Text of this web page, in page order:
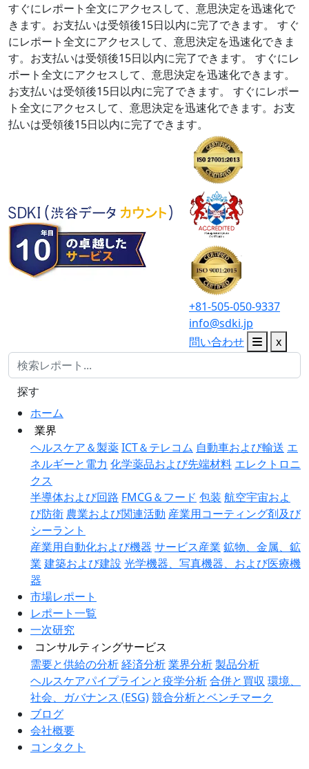
すぐにレポート全文にアクセスして、意思決定を迅速化で
きます。お支払いは受領後15日以内に完了できます。
すぐ
にレポート全文にアクセスして、意思決定を迅速化できま
す。お支払いは受領後15日以内に完了できます。
すぐにレ
ポート全文にアクセスして、意思決定を迅速化できます。
お支払いは受領後15日以内に完了できます。
すぐにレポー
ト全文にアクセスして、意思決定を迅速化できます。お支
払いは受領後15日以内に完了できます。
+81-505-050-9337
info@sdki.jp
問い合わせ
x
ホーム
業界
ヘルスケア＆製薬ICT＆テレコム 自動車および輸送 エ
ネルギーと電力 化学薬品および先端材料 エレクトロニ
クス
半導体および回路 FMCG＆フード 包装 航空宇宙およ
び防衛 農業および関連活動 産業用コーティング剤及び
シーラント
産業用自動化および機器 サービス産業 鉱物、金属、鉱
業 建築および建設 光学機器、写真機器、および医療機
器
市場レポート
レポート一覧
一次研究
コンサルティングサービス
需要と供給の分析経済分析業界分析製品分析
ヘルスケアパイプラインと疫学分析合併と買収 環境、
社会、ガバナンス (ESG)競合分析とベンチマーク
ブログ
会社概要
コンタクト
探す